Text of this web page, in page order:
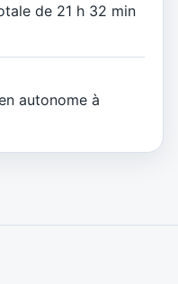
de 21 h 32 min
autonome à